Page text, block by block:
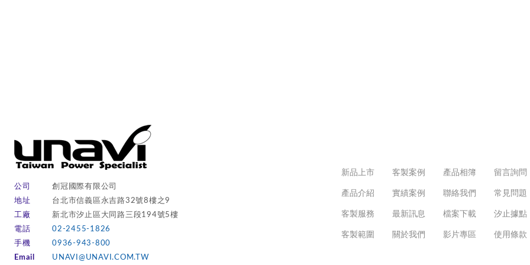
公司
創冠國際有限公司
地址
台北市信義區永吉路32號8樓之9
工廠
新北市汐止區大同路三段194號5樓
電話
02-2455-1826
手機
0936-943-800
Email
UNAVI@UNAVI.COM.TW
新品上市
產品介紹
客製服務
客製範圍
客製案例
實績案例
最新訊息
關於我們
產品相簿
聯絡我們
檔案下載
影片專區
留言詢問
常見問題
汐止據點
使用條款